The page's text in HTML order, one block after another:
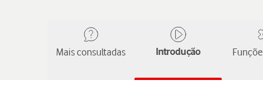
Mais consultadas Introdução